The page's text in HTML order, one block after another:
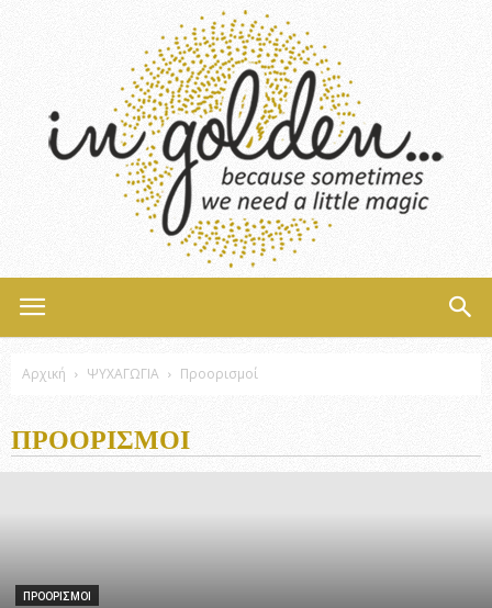
Αρχική ΨΥΧΑΓΩΓΙΑ Προορισμοί
ΠΡΟΟΡΙΣΜΟΊ
ΠΡΟΟΡΙΣΜΟΊ